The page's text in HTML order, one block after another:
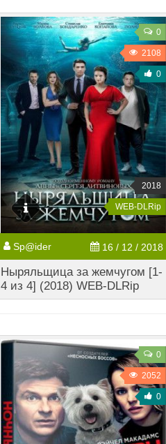
0
2108
0
2018
WEB-DLRip
Sp@ider 16 / 12 / 2018
Ныряльщица за жемчугом [1-
4 из 4] (2018) WEB-DLRip
0
2052
0